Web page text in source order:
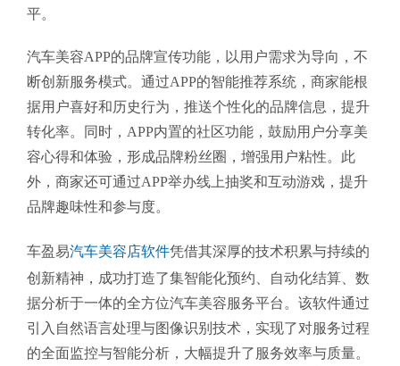
平。
汽车美容APP的品牌宣传功能，以用户需求为导向，不
断创新服务模式。通过APP的智能推荐系统，商家能根
据用户喜好和历史行为，推送个性化的品牌信息，提升
转化率。同时，APP内置的社区功能，鼓励用户分享美
容心得和体验，形成品牌粉丝圈，增强用户粘性。此
外，商家还可通过APP举办线上抽奖和互动游戏，提升
品牌趣味性和参与度。
车盈易汽车美容店软件凭借其深厚的技术积累与持续的
创新精神，成功打造了集智能化预约、自动化结算、数
据分析于一体的全方位汽车美容服务平台。该软件通过
引入自然语言处理与图像识别技术，实现了对服务过程
的全面监控与智能分析，大幅提升了服务效率与质量。